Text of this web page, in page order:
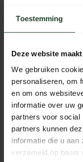
Toestemming
Deze website
We gebruiken
personaliseren, om
en om ons
informatie over uw
partners voor social
partners kunnen
informatie die u aan
verzameld op basis
14 Tage
Jeden Tag von
E-Mail erreichbar.
EIGENSCHAFTEN